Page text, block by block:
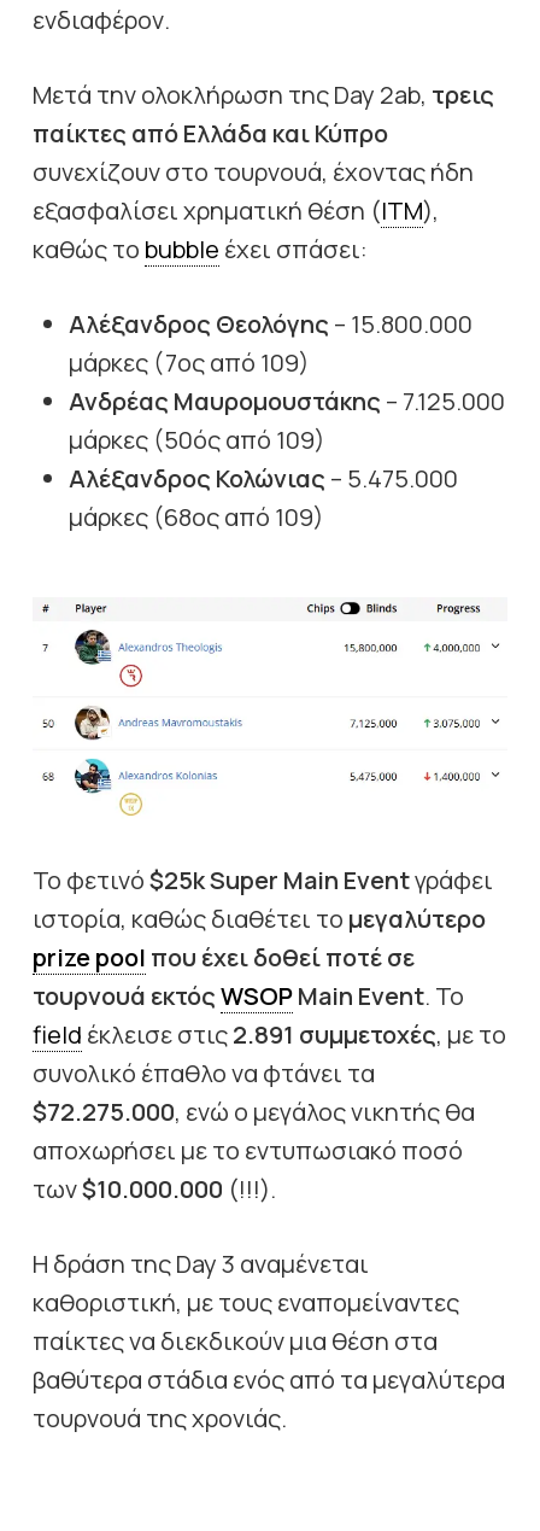
ενδιαφέρον.
Μετά την ολοκλήρωση της Day 2ab, τρεις
παίκτες από Ελλάδα και Κύπρο
συνεχίζουν στο τουρνουά, έχοντας ήδη
εξασφαλίσει χρηματική θέση (ITM),
καθώς το bubble έχει σπάσει:
Αλέξανδρος Θεολόγης – 15.800.000
μάρκες (7ος από 109)
Ανδρέας Μαυρομουστάκης – 7.125.000
μάρκες (50ός από 109)
Αλέξανδρος Κολώνιας – 5.475.000
μάρκες (68ος από 109)
Το φετινό$25k Super Main Eventγράφει
ιστορία, καθώς διαθέτει το μεγαλύτερο
prize pool που έχει δοθεί ποτέ σε
τουρνουά εκτόςWSOPMain Event. Το
field έκλεισε στις2.891 συμμετοχές, με το
συνολικό έπαθλο να φτάνει τα
$72.275.000, ενώ ο μεγάλος νικητής θα
αποχωρήσει με το εντυπωσιακό ποσό
των$10.000.000 (!!!).
Η δράση της Day 3 αναμένεται
καθοριστική, με τους εναπομείναντες
παίκτες να διεκδικούν μια θέση στα
βαθύτερα στάδια ενός από τα μεγαλύτερα
τουρνουά της χρονιάς.